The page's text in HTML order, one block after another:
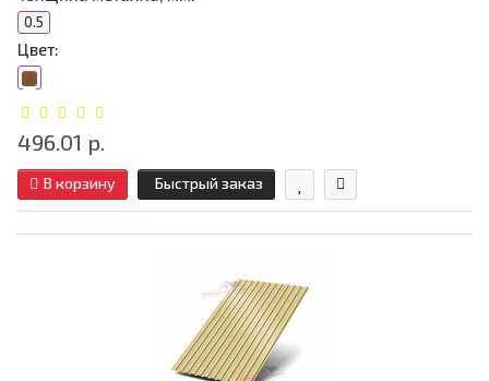
0.5
Цвет:
496.01 р.
В корзину Быстрый заказ